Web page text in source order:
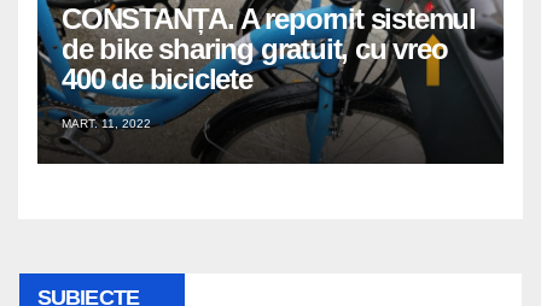
CONSTANȚA. A repornit sistemul
de bike sharing gratuit, cu vreo
400 de biciclete
MART. 11, 2022
SUBIECTE